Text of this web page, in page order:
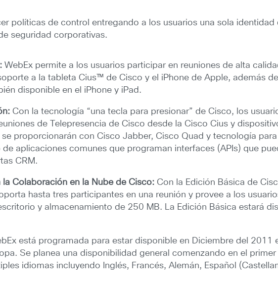
políticas de control entregando a los usuarios una sola
seguridad corporativas.
WebEx permite a los usuarios participar en reuniones de alta
a la tableta Cius™ de Cisco y el iPhone de Apple, además
disponible en el iPhone y iPad.
Con la tecnología “una tecla para presionar” de Cisco, los
de Telepresencia de Cisco desde la Cisco Cius y
proporcionarán con Cisco Jabber, Cisco Quad y tecnología
aplicaciones comunes que programan interfaces (APIs) que
CRM.
Colaboración en la Nube de Cisco: Con la Edición Básica de
hasta tres participantes en una reunión y provee a los
y almacenamiento de 250 MB. La Edición Básica estará
está programada para estar disponible en Diciembre del 2011
Se planea una disponibilidad general comenzando en el
idiomas incluyendo Inglés, Francés, Alemán, Español